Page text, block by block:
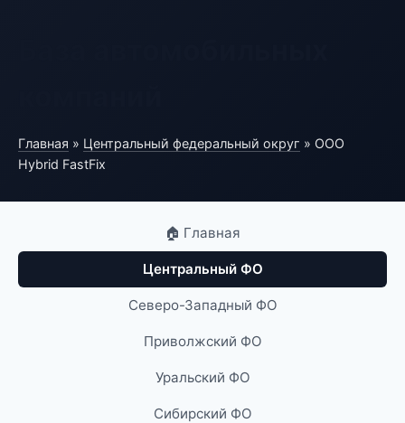
Главная » Центральный федеральный округ » ООО
Hybrid FastFix
🏠 Главная
Центральный ФО
Северо-Западный ФО
Приволжский ФО
Уральский ФО
Сибирский ФО